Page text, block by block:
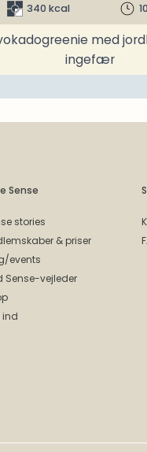
340 kcal
med
ingefær
Sense
stories
& priser
events
Sense-vejleder
ind